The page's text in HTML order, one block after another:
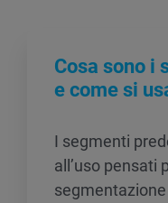
Cosa sono i
e come si
I segmenti
all’uso pensati